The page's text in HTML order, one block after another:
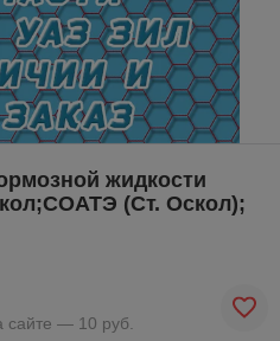
жидкости
(Ст. Оскол);
сайте — 10 руб.